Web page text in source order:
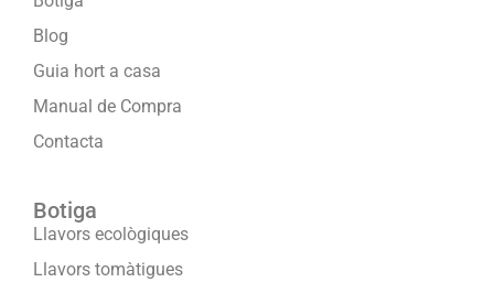
Blog
Guia hort a casa
Manual de Compra
Contacta
Botiga
Llavors ecològiques
Llavors tomàtigues